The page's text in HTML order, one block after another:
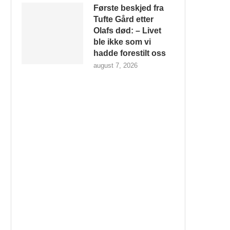
Første beskjed fra
Tufte Gård etter
Olafs død: – Livet
ble ikke som vi
hadde forestilt oss
august 7, 2026